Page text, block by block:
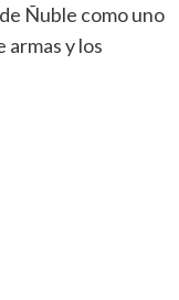
Ñuble como uno
y los